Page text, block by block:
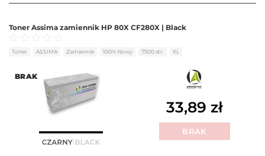
BRAK
Toner Assima zamiennik HP 80X CF280X | Black
Oceniono 0na 5
Toner ASSIMA Zamiennik 100% Nowy 7500 str. XL
33,89 zł
BRAK